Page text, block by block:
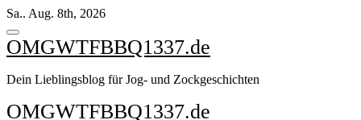
Zum
Inhalt
springen
Sa.. Aug. 8th, 2026
OMGWTFBBQ1337.de
Dein Lieblingsblog für Jog- und Zockgeschichten
OMGWTFBBQ1337.de